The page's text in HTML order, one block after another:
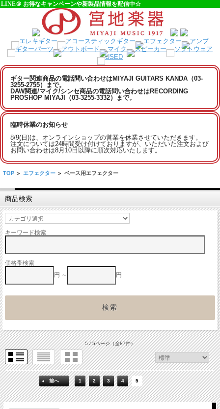
LINE＠ お得なキャンペーンや新製品情報を配信中☆
ギター関連商品の電話問い合わせはMIYAJI GUITARS KANDA（03-
3255-2755）まで。
DAW関連/マイク/シンセ商品の電話問い合わせはRECORDING
PROSHOP MIYAJI（03-3255-3332）まで。
臨時休業のお知らせ
8/9(日)は、オンラインショップの営業を休業させていただきます。
注文については24時間受け付けておりますが、いただいた注文および
お問い合わせは8月10日以降に順次対応いたします。
TOP > エフェクター > ベース用エフェクター
商品検索
キーワード検索
価格帯検索
円 ～
円
5 / 5ページ（全87件）
前へ 1 2 3 4 5